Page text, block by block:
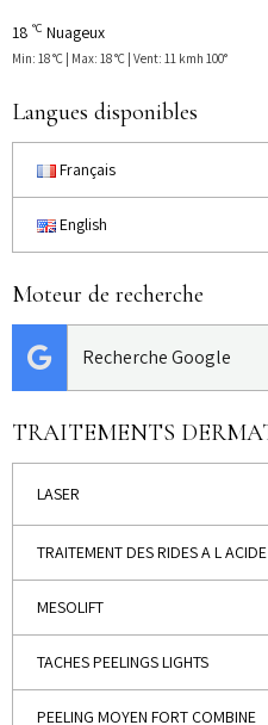
18 °C Nuageux
Min: 18 °C | Max: 18 °C | Vent: 11 kmh 100°
Langues disponibles
Français
English
Moteur de recherche
TRAITEMENTS
LASER
TRAITEMENT DES RIDES A L
MESOLIFT
TACHES PEELINGS LIGHTS
PEELING MOYEN FORT COMBINE